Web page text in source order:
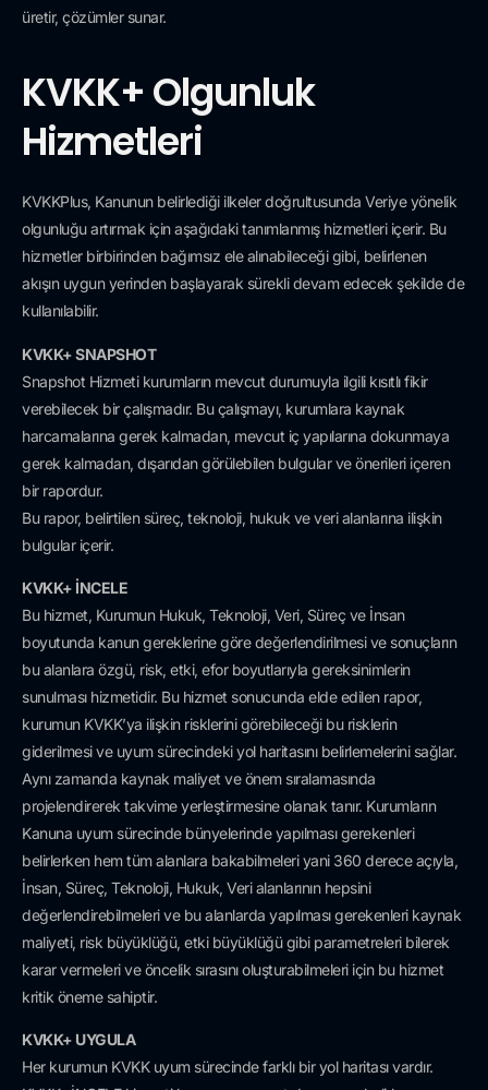
üretir, çözümler sunar.
KVKK+ Olgunluk
Hizmetleri
KVKKPlus, Kanunun belirlediği ilkeler doğrultusunda Veriye yönelik
olgunluğu artırmak için aşağıdaki tanımlanmış hizmetleri içerir. Bu
hizmetler birbirinden bağımsız ele alınabileceği gibi, belirlenen
akışın uygun yerinden başlayarak sürekli devam edecek şekilde de
kullanılabilir.
KVKK+ SNAPSHOT
Snapshot Hizmeti kurumların mevcut durumuyla ilgili kısıtlı fikir
verebilecek bir çalışmadır. Bu çalışmayı, kurumlara kaynak
harcamalarına gerek kalmadan, mevcut iç yapılarına dokunmaya
gerek kalmadan, dışarıdan görülebilen bulgular ve önerileri içeren
bir rapordur.
Bu rapor, belirtilen süreç, teknoloji, hukuk ve veri alanlarına ilişkin
bulgular içerir.
KVKK+ İNCELE
Bu hizmet, Kurumun Hukuk, Teknoloji, Veri, Süreç ve İnsan
boyutunda kanun gereklerine göre değerlendirilmesi ve sonuçların
bu alanlara özgü, risk, etki, efor boyutlarıyla gereksinimlerin
sunulması hizmetidir. Bu hizmet sonucunda elde edilen rapor,
kurumun KVKK’ya ilişkin risklerini görebileceği bu risklerin
giderilmesi ve uyum sürecindeki yol haritasını belirlemelerini sağlar.
Aynı zamanda kaynak maliyet ve önem sıralamasında
projelendirerek takvime yerleştirmesine olanak tanır. Kurumların
Kanuna uyum sürecinde bünyelerinde yapılması gerekenleri
belirlerken hem tüm alanlara bakabilmeleri yani 360 derece açıyla,
İnsan, Süreç, Teknoloji, Hukuk, Veri alanlarının hepsini
değerlendirebilmeleri ve bu alanlarda yapılması gerekenleri kaynak
maliyeti, risk büyüklüğü, etki büyüklüğü gibi parametreleri bilerek
karar vermeleri ve öncelik sırasını oluşturabilmeleri için bu hizmet
kritik öneme sahiptir.
KVKK+ UYGULA
Her kurumun KVKK uyum sürecinde farklı bir yol haritası vardır.